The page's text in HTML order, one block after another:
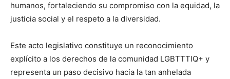
humanos, fortaleciendo su compromiso con la equidad, la
justicia social y el respeto a la diversidad.
Este acto legislativo constituye un reconocimiento
explícito a los derechos de la comunidad LGBTTTIQ+ y
representa un paso decisivo hacia la tan anhelada